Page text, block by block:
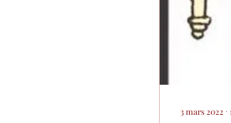
3 mars 2022 ∙ 1